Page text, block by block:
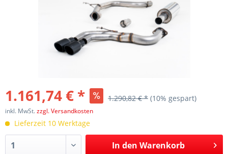
1.161,74 € * 1.290,82 € * (10% gespart)
inkl. MwSt.zzgl. Versandkosten
Lieferzeit 10 Werktage
In den Warenkorb